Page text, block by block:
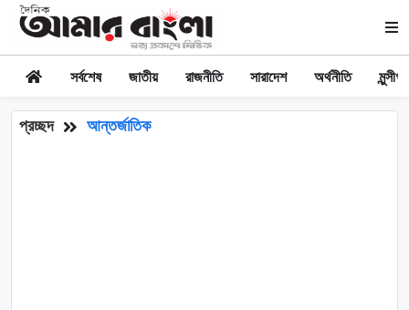
সর্বশেষ জাতীয় রাজনীতি সারাদেশ অর্থনীতি
প্রচ্ছদ আন্তর্জাতিক